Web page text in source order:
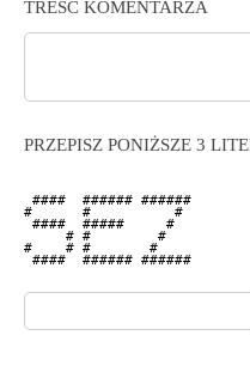
TREŚĆ KOMENTARZA
PRZEPISZ PONIŻSZE 3
####  ###### ######
#      #          #
####  #####     #
     # #        #
#    # #       #
####  ###### ######